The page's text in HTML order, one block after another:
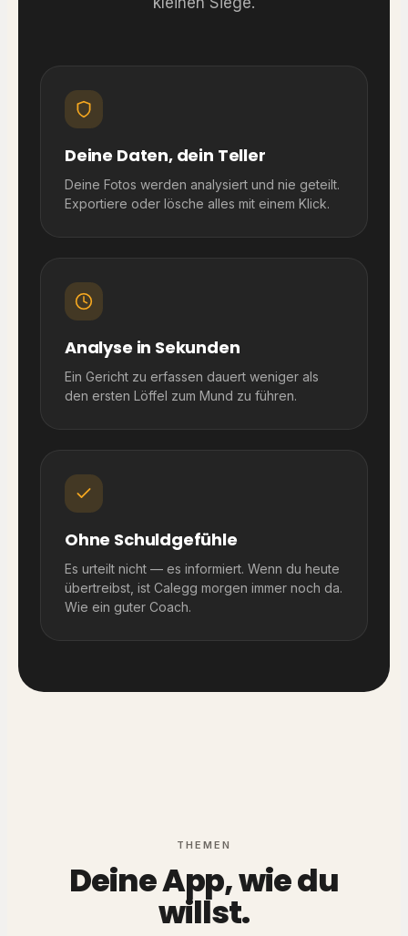
Deine Daten, dein Teller
Deine Fotos werden analysiert und nie geteilt.
Exportiere oder lösche alles mit einem Klick.
Analyse in Sekunden
Ein Gericht zu erfassen dauert weniger als
den ersten Löffel zum Mund zu führen.
Ohne Schuldgefühle
Es urteilt nicht — es informiert. Wenn du heute
übertreibst, ist Calegg morgen immer noch da.
Wie ein guter Coach.
THEMEN
Deine App, wie du
willst.